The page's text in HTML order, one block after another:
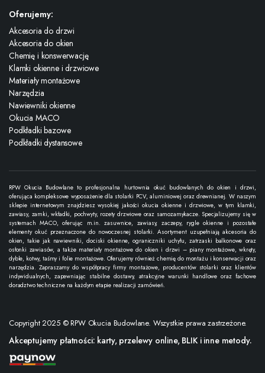
Oferujemy:
Akcesoria do drzwi
Akcesoria do okien
Chemię i konswerwację
Klamki okienne i drzwiowe
Materiały montażowe
Narzędzia
Nawiewniki okienne
Okucia MACO
Podkładki bazowe
Podkładki dystansowe
RPW Okucia Budowlane to profesjonalna hurtownia okuć budowlanych do okien i drzwi,
oferująca kompleksowe wyposażenie dla stolarki PCV, aluminiowej oraz drewnianej. W naszym
sklepie internetowym znajdziesz wysokiej jakości okucia okienne i drzwiowe, w tym klamki,
zawiasy, zamki, wkładki, pochwyty, rozety drzwiowe oraz samozamykacze. Specjalizujemy się w
systemach MACO, oferując m.in. zasuwnice, zawiasy, zaczepy, rygle okienne i pozostałe
elementy okuć przeznaczone do nowoczesnej stolarki. Asortyment uzupełniają akcesoria do
okien, takie jak nawiewniki, dociski okienne, ograniczniki uchyłu, zatrzaski balkonowe oraz
osłonki zawiasów, a także materiały montażowe do okien i drzwi – piany montażowe, wkręty,
dyble, kotwy, taśmy i folie montażowe. Oferujemy również chemię do montażu i konserwacji oraz
narzędzia. Zapraszamy do współpracy firmy montażowe, producentów stolarki oraz klientów
indywidualnych, zapewniając stabilne dostawy, atrakcyjne warunki handlowe oraz fachowe
doradztwo techniczne na każdym etapie realizacji zamówień.
Copyright 2025 © RPW Okucia Budowlane. Wszystkie prawa zastrzeżone.
Akceptujemy płatności: karty, przelewy online, BLIK i inne metody.